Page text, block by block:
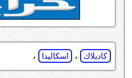
كاديلاك ، اسكاليدا ،